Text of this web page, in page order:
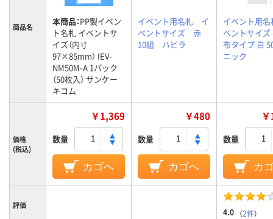
商品名 本商品：PP製イベン
ト名札 イベントサ
イズ（内寸
97×85mm） IEV-
NM50M-A 1パック
（50枚入） サンケー
キコム
イベント用名札 イ
ベントサイズ 赤
10組 ハピラ
イベント用名
ベントサイズ
布タイプ 白
ニック
価格
(税込)
￥1,369
数量
カゴへ
￥480
数量
カゴへ
数量
カ
評価
4.0 （2件）